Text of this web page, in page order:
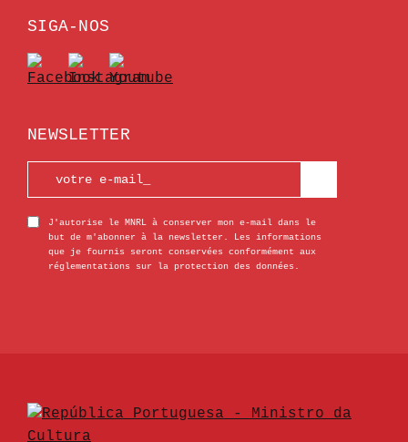
SIGA-NOS
NEWSLETTER
J'autorise le MNRL à conserver mon e-mail dans le
but de m'abonner à la newsletter. Les informations
que je fournis seront conservées conformément aux
réglementations sur la protection des données.